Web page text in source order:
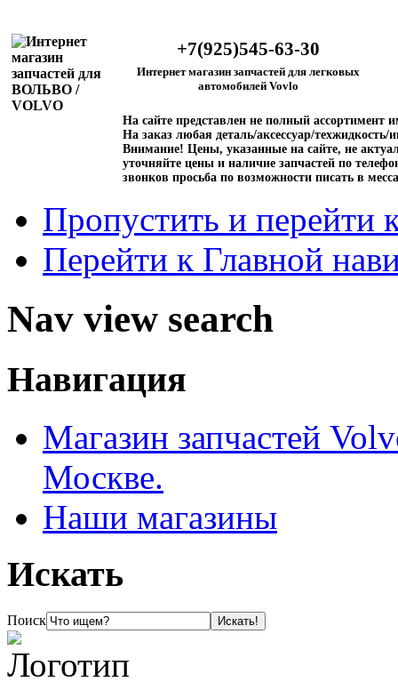
+7(925)545-63-30
Интернет магазин запчастей для легковых
автомобилей Vovlo
На сайте представлен не полный ассортимент
На заказ любая деталь/аксессуар/техжидкость/
Внимание! Цены, указанные на сайте, не
уточняйте цены и наличие запчастей по
звонков просьба по возможности писать в
Пропустить и перейти
Перейти к Главной
Nav view search
Навигация
Магазин запчастей
Москве.
Наши магазины
Искать
Поиск